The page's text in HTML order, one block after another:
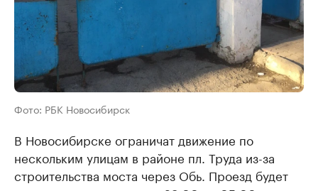
Фото: РБК Новосибирск
В Новосибирске ограничат движение по
нескольким улицам в районе пл. Труда из-за
строительства моста через Обь. Проезд будет